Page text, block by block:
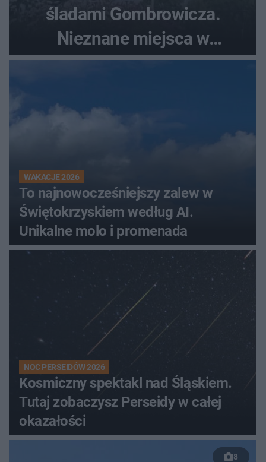
śladami Gombrowicza.
Nieznane miejsca w
Świętokrzyskiem
WAKACJE 2026
To najnowocześniejszy zalew w
Świętokrzyskiem według AI.
Unikalne molo i promenada
NOC PERSEIDÓW 2026
Kosmiczny spektakl nad Śląskiem.
Tutaj zobaczysz Perseidy w całej
okazałości
8